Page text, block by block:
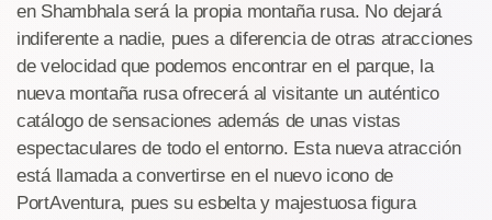
en Shambhala será la propia montaña rusa. No dejará
indiferente a nadie, pues a diferencia de otras atracciones
de velocidad que podemos encontrar en el parque, la
nueva montaña rusa ofrecerá al visitante un auténtico
catálogo de sensaciones además de unas vistas
espectaculares de todo el entorno. Esta nueva atracción
está llamada a convertirse en el nuevo icono de
PortAventura, pues su esbelta y majestuosa figura